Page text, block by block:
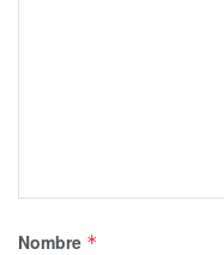
Nombre *